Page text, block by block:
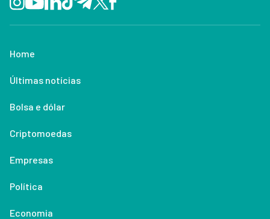
Home
Últimas notícias
Bolsa e dólar
Criptomoedas
Empresas
Política
Economia